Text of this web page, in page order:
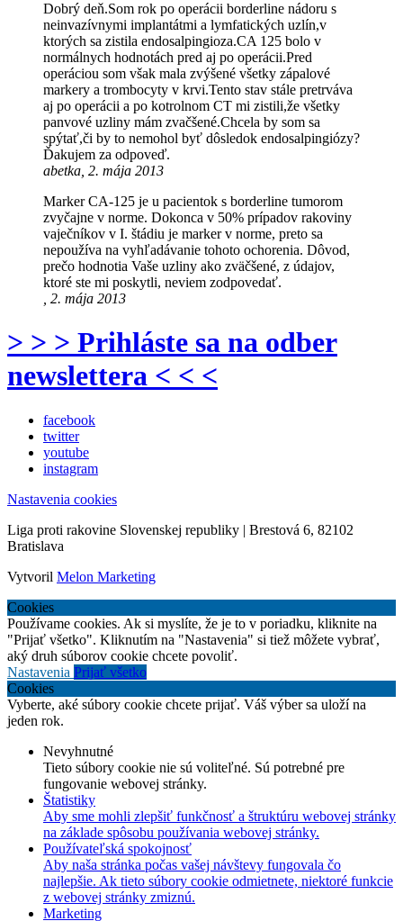
Dobrý deň.Som rok po operácii borderline nádoru s
neinvazívnymi implantátmi a lymfatických uzlín,v
ktorých sa zistila endosalpingioza.CA 125 bolo v
normálnych hodnotách pred aj po operácii.Pred
operáciou som však mala zvýšené všetky zápalové
markery a trombocyty v krvi.Tento stav stále pretrváva
aj po operácii a po kotrolnom CT mi zistili,že všetky
panvové uzliny mám zvačšené.Chcela by som sa
spýtať,či by to nemohol byť dôsledok endosalpingiózy?
Ďakujem za odpoveď.
abetka, 2. mája 2013
Marker CA-125 je u pacientok s borderline tumorom
zvyčajne v norme. Dokonca v 50% prípadov rakoviny
vaječníkov v I. štádiu je marker v norme, preto sa
nepoužíva na vyhľadávanie tohoto ochorenia. Dôvod,
prečo hodnotia Vaše uzliny ako zväčšené, z údajov,
ktoré ste mi poskytli, neviem zodpovedať.
, 2. mája 2013
> > > Prihláste sa na odber
newslettera < < <
facebook
twitter
youtube
instagram
Nastavenia cookies
Liga proti rakovine Slovenskej republiky | Brestová 6, 82102
Bratislava
Vytvoril Melon Marketing
Cookies
Používame cookies. Ak si myslíte, že je to v poriadku, kliknite na
"Prijať všetko". Kliknutím na "Nastavenia" si tiež môžete vybrať,
aký druh súborov cookie chcete povoliť.
Nastavenia Prijať všetko
Cookies
Vyberte, aké súbory cookie chcete prijať. Váš výber sa uloží na
jeden rok.
Nevyhnutné
Tieto súbory cookie nie sú voliteľné. Sú potrebné pre
fungovanie webovej stránky.
Štatistiky
Aby sme mohli zlepšiť funkčnosť a štruktúru webovej stránky
na základe spôsobu používania webovej stránky.
Používateľská spokojnosť
Aby naša stránka počas vašej návštevy fungovala čo
najlepšie. Ak tieto súbory cookie odmietnete, niektoré funkcie
z webovej stránky zmiznú.
Marketing